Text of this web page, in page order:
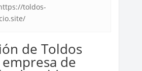
toldos-
de Toldos
de